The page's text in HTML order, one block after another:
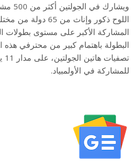
اللوح ذكور وإناث
المشاركة الأكبر على مستوى بطولات
البطولة باهتمام كبير من محترفي هذه
للمشاركة في الأولمبياد.